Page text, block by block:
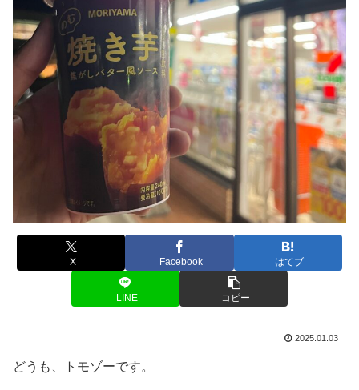
X Facebook はてブ
LINE コピー
2025.01.03
どうも、トモゾーです。